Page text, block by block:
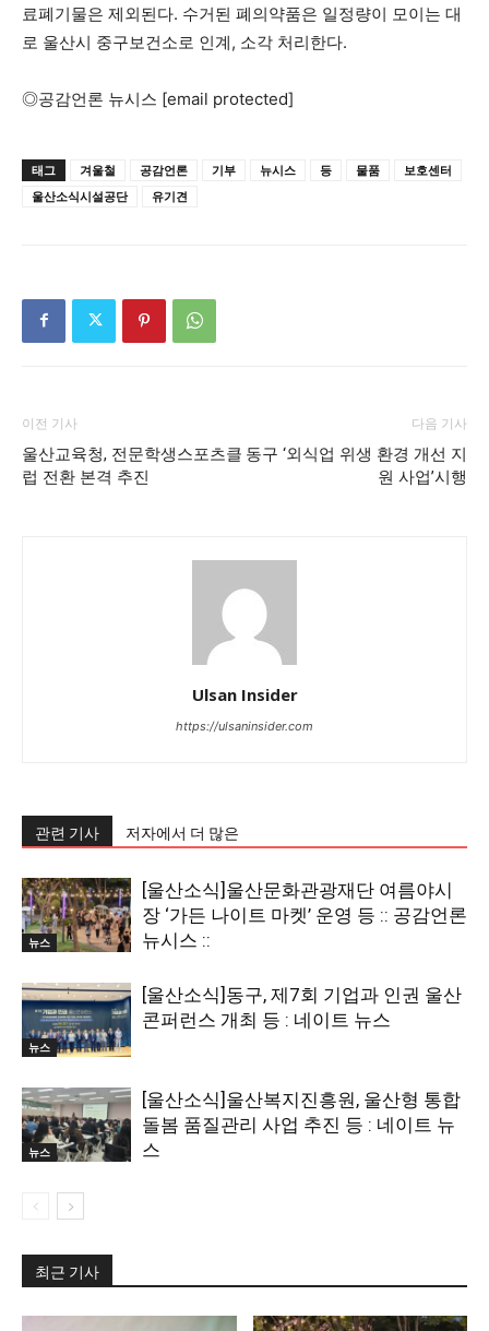
료폐기물은 제외된다. 수거된 폐의약품은 일정량이 모이는 대
로 울산시 중구보건소로 인계, 소각 처리한다.
◎공감언론 뉴시스 [email protected]
태그 겨울철 공감언론 기부 뉴시스 등 물품
보호센터
울산소식시설공단
유기견
이전 기사
울산교육청, 전문학생스포츠클
럽 전환 본격 추진
다음 기사
동구 ‘외식업 위생 환경 개선 지
원 사업’시행
Ulsan Insider
https://ulsaninsider.com
관련 기사 저자에서 더 많은
뉴스
[울산소식]울산문화관광재단 여름야시
장 ‘가든 나이트 마켓’ 운영 등 :: 공감언론
뉴시스 ::
뉴스
[울산소식]동구, 제7회 기업과 인권 울산
콘퍼런스 개최 등 : 네이트 뉴스
뉴스
[울산소식]울산복지진흥원, 울산형 통합
돌봄 품질관리 사업 추진 등 : 네이트 뉴
스
최근 기사